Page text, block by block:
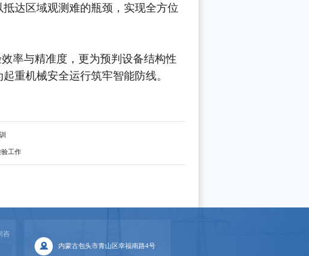
达区域观测难的瓶颈，实现全方位
率与精准度，更为预判设备结构性
重机械安全运行筑牢智能防线。
工作
咨
内蒙古包头市青山区幸福南路4号